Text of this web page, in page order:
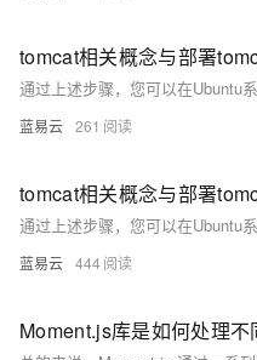
蓝易云 261
蓝易云 444